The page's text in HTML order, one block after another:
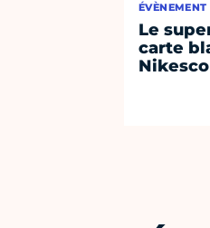
ÉVÈNEMENT
Le
carte
Nikesco